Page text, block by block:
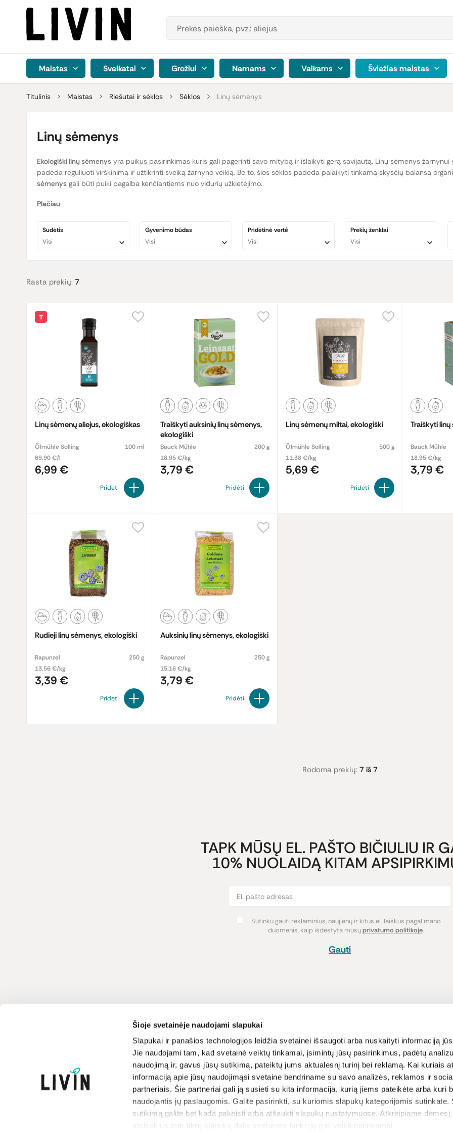
Šioje svetainėje naudojami slapukai
Slapukai ir panašios technologijos leidžia svetainei išsaugoti arba nuskaityti informaciją
Jie naudojami tam, kad svetainė veiktų tinkamai, įsimintų jūsų pasirinkimus, padėtų
naudojimą ir, gavus jūsų sutikimą, pateiktų jums aktualesnį turinį bei reklamą. Kai kuriais
informaciją apie jūsų naudojimąsi svetaine bendriname su savo analizės, reklamos ir
partneriais. Šie partneriai gali ją susieti su kita informacija, kurią jiems pateikėte arba kuri
naudojantis jų paslaugomis. Galite pasirinkti, su kuriomis slapukų kategorijomis sutinkate.
sutikimą galite bet kada pakeisti arba atšaukti slapukų nustatymuose. Atkreipiame
atsisakius tam tikrų slapukų dalis svetainės funkcijų gali veikti netinkamai.
Maistas Sveikatai Grožiui Namams Vaikams Šviežias maistas
Titulinis Maistas Riešutai ir sėklos Sėklos Linų sėmenys
Linų sėmenys
Ekologiški linų sėmenys yra puikus pasirinkimas kuris gali pagerinti savo mitybą ir išlaikyti gerą savijautą. Linų sėmenys
padeda reguliuoti virškinimą ir užtikrinti sveiką žarnyno veiklą. Be to, šios sėklos padeda palaikyti tinkamą skysčių balansą
sėmenys gali būti puiki pagalba kenčiantiems nuo vidurių užkietėjimo.
Linų sėmenys taip pat turi didelę naudą skrandžiui. Juose esantys
Linų sėmenų nauda yra plačiai pripažįstama ir dažnai rekomenduojama sveiko gyvenimo būdo entuziastams. Be jau minėtų
yra patogesnė vartoti įvairiuose patiekaluose – nuo kepinių iki padažų.
Plačiau
Sudėtis
Visi
Gyvenimo būdas
Visi
Pridėtinė vertė
Visi
Prekių ženklai
Visi
Rasta prekių: 7
T
Linų sėmenų aliejus, ekologiškas
Ölmühle Solling
100 ml
69.90 €/l
6,99 €
Pridėti
Traiškyti auksinių linų sėmenys,
ekologiški
Bauck Mühle
200 g
18.95 €/kg
3,79 €
Pridėti
Linų sėmenų miltai, ekologiški
Ölmühle Solling
500 g
11.38 €/kg
5,69 €
Pridėti
Traiškyti
Bauck Mühle
18.95 €/kg
3,79 €
Rudieji linų sėmenys, ekologiški
Rapunzel
250 g
13.56 €/kg
3,39 €
Pridėti
Auksinių linų sėmenys, ekologiški
Rapunzel
250 g
15.16 €/kg
3,79 €
Pridėti
Rodoma prekių: 7 iš 7
TAPK MŪSŲ EL. PAŠTO BIČIULIU IR
10% NUOLAIDĄ KITAM
Sutinku gauti reklaminius, naujienų ir kitus el. laiškus pagal mano
duomenis, kaip išdėstyta mūsųprivatumo politikoje.
Gauti
Atsakome darbo dienomis
8-17 val.
LIVIN
Apie mus
Kontaktai
Parduotuvės
Prekių ženklai
Paramos iniciatyva
Dovanų kuponai
Atsiskaitymo būdai
Pristatymas
Prekių grąžinimas
Lojalumo
Naujienos ir
Receptai
Sąlygos ir
Privatumo